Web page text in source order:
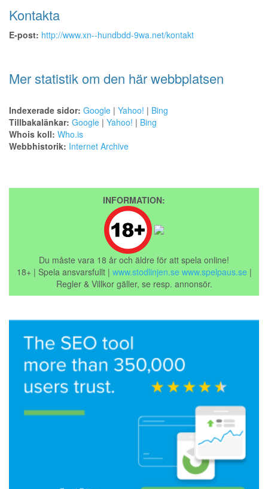
Kontakta
E-post: http://www.xn--hundbdd-9wa.net/kontakt
Mer statistik om den här webbplatsen
Indexerade sidor: Google | Yahoo! | Bing
Tillbakalänkar: Google | Yahoo! | Bing
Whois koll: Who.is
Webbhistorik: Internet Archive
INFORMATION:
Du måste vara 18 år och äldre för att spela online!
18+ | Spela ansvarsfullt | www.stodlinjen.se www.spelpaus.se |
Regler & Villkor gäller, se resp. annonsör.